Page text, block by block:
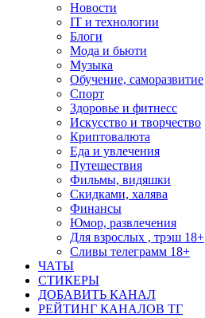
Новости
IT и технологии
Блоги
Мода и бьюти
Музыка
Обучение, саморазвитие
Спорт
Здоровье и фитнесс
Искусство и творчество
Криптовалюта
Еда и увлечения
Путешествия
Фильмы, видяшки
Скидками, халява
Финансы
Юмор, развлечения
Для взрослых , трэш 18+
Сливы телеграмм 18+
ЧАТЫ
СТИКЕРЫ
ДОБАВИТЬ КАНАЛ
РЕЙТИНГ КАНАЛОВ ТГ